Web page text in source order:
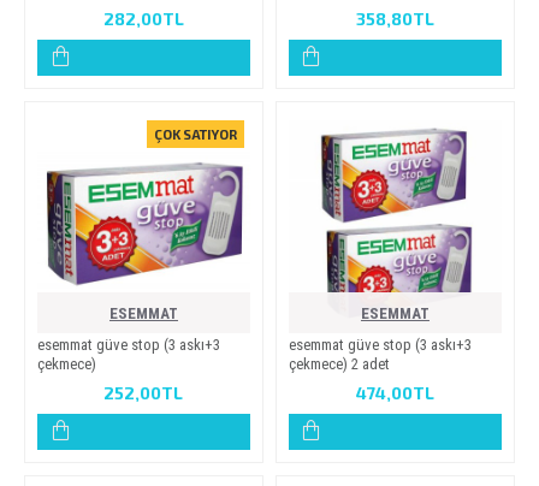
282,00TL 358,80TL
ÇOK SATIYOR
ESEMMAT
esemmat güve stop (3 aski+3
çekmece)
252,00TL
ESEMMAT
esemmat güve stop (3 aski+3
çekmece) 2 adet
474,00TL